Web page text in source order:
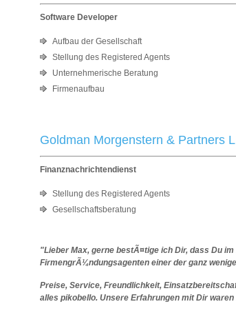
Software Developer
Aufbau der Gesellschaft
Stellung des Registered Agents
Unternehmerische Beratung
Firmenaufbau
Goldman Morgenstern & Partners
Finanznachrichtendienst
Stellung des Registered Agents
Gesellschaftsberatung
"Lieber Max, gerne bestÃ¤tige ich Dir, dass Du
FirmengrÃ¼ndungsagenten einer der ganz
Preise, Service, Freundlichkeit,
alles pikobello. Unsere Erfahrungen mit Dir